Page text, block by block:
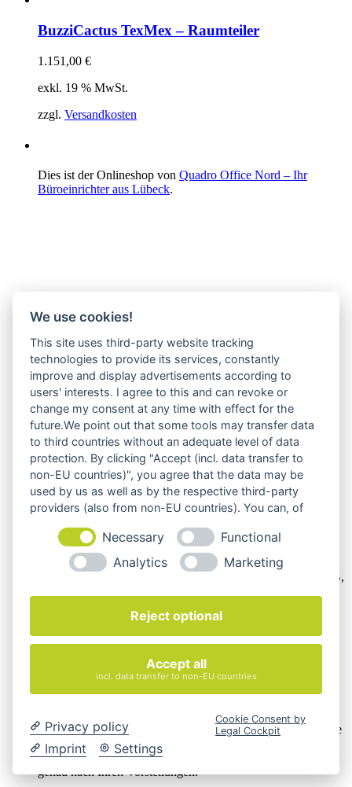
BuzziCactus TexMex – Raumteiler
1.151,00 €
exkl. 19 % MwSt.
zzgl. Versandkosten
Dies ist der Onlineshop von Quadro Office Nord – Ihr
Büroeinrichter aus Lübeck.
Wir verkaufen online ausschließlich an Unternehmer
§14 BGB,
Rechtsgeschäfts in Ausübung ihrer gewerblichen oder
selbständigen beruflichen Tätigkeit handeln. Wir schließen
keine Verträge mit Verbrauchern,§ 13 BGB.
Hinweis zu Produktabbildungen
Ausstattung, Farbe oder Konfiguration von der
Artikelbeschreibung abweichen können. Maßgeblich sind die
Beschreibungen und Abbildungen im unverbindlichen
Angebot. Gerne konfigurieren wir das ausgewählte Produkt
genau nach Ihren Vorstellungen.
We use cookies!
This site uses third-party website tracking
technologies to provide its services, constantly
improve and display advertisements according to
users' interests. I agree to this and can revoke or
change my consent at any time with effect for the
future.We point out that some tools may transfer data
to third countries without an adequate level of data
protection. By clicking "Accept (incl. data transfer to
non-EU countries)", you agree that the data may be
used by us as well as by the respective third-party
providers (also from non-EU countries). You can, of
Necessary
Functional
Analytics
Marketing
Reject optional
Accept all
incl. data transfer to non-EU countries
Privacy policy
Imprint
Settings
Cookie Consent by
Legal Cockpit